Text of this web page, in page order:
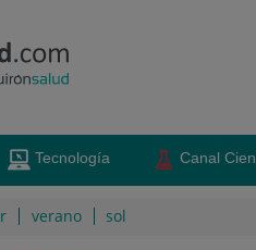
Tecnología Canal
verano sol